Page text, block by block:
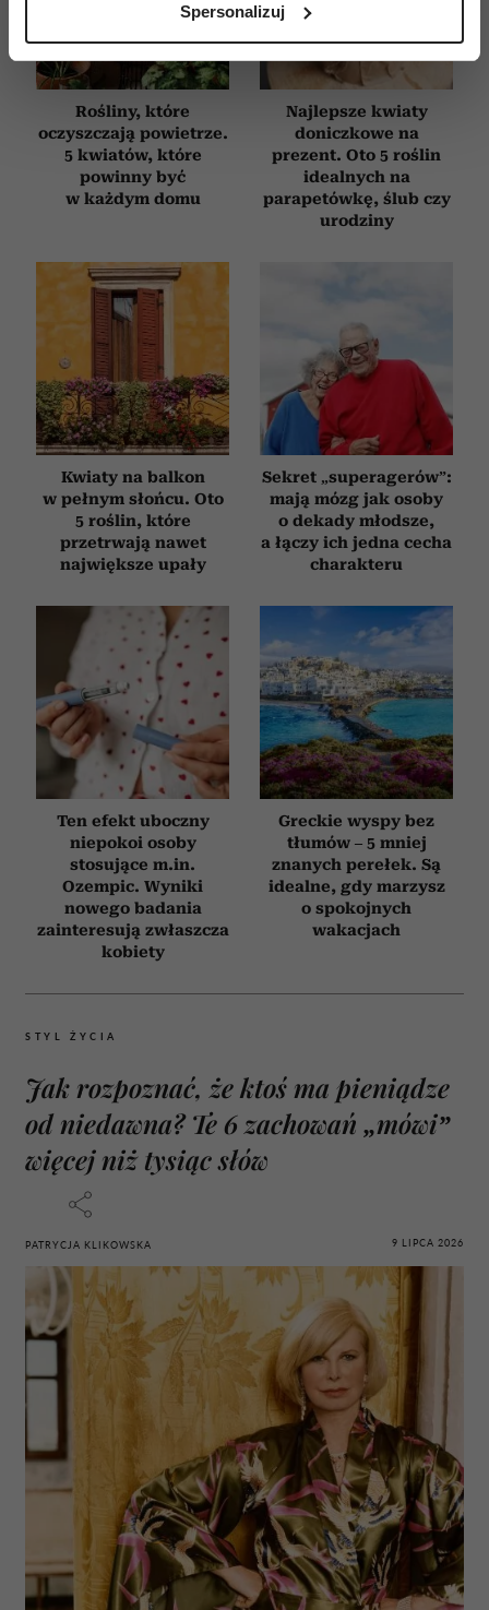
(fingerprinting, czyli wirtualny odcisk palca)
dane są przetwarzane oraz ustaw własne preferencje w
sekcji szczegółów. W Deklaracji plików cookie możesz
zmienić lub wycofać swoją zgodę w dowolnej chwili.
Wykorzystujemy pliki cookie do spersonalizowania treści
i reklam, aby oferować funkcje społecznościowe i
analizować ruch w naszej witrynie. Informacje o tym, jak
korzystasz z naszej witryny, udostępniamy partnerom
społecznościowym, reklamowym i analitycznym.
Partnerzy mogą połączyć te informacje z innymi danymi
otrzymanymi od Ciebie lub uzyskanymi podczas
korzystania z ich usług.
Spersonalizuj
Rośliny, które
oczyszczają powietrze.
5 kwiatów, które
powinny być
w każdym domu
Najlepsze kwiaty
doniczkowe na
prezent. Oto 5 roślin
idealnych na
parapetówkę, ślub czy
urodziny
Kwiaty na balkon
w pełnym słońcu. Oto
5 roślin, które
przetrwają nawet
największe upały
Sekret „superagerów”:
mają mózg jak osoby
o dekady młodsze,
a łączy ich jedna cecha
charakteru
Ten efekt uboczny
niepokoi osoby
stosujące m.in.
Ozempic. Wyniki
nowego badania
zainteresują zwłaszcza
kobiety
Greckie wyspy bez
tłumów – 5 mniej
znanych perełek. Są
idealne, gdy marzysz
o spokojnych
wakacjach
STYL ŻYCIA
Jak rozpoznać, że ktoś ma pieniądze
od niedawna? Te 6 zachowań „mówi”
więcej niż tysiąc słów
PATRYCJA KLIKOWSKA 9 LIPCA 2026